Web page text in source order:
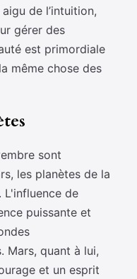
de l’intuition,
gérer des
est primordiale
même chose des
sont
les planètes de la
de
puissante et
Mars, quant à lui,
et un esprit